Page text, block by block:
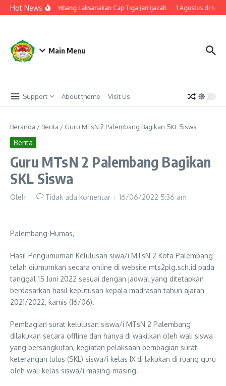
Lewati ke konten
Hot News
MTsN 2 Palembang Laksanakan Cap Tiga Jari Ijazah 1 Agustus di
Main Menu
Support About theme Visit Us
Beranda / Berita / Guru MTsN 2 Palembang Bagikan SKL Siswa
Berita
Guru MTsN 2 Palembang Bagikan
SKL Siswa
Oleh Tidak ada komentar 16/06/2022 5:36 am
Palembang-Humas,
Hasil Pengumuman Kelulusan siwa/i MTsN 2 Kota Palembang
telah diumumkan secara online di website mts2plg.sch.id pada
tanggal 15 Juni 2022 sesuai dengan jadwal yang ditetapkan
berdasarkan hasil keputusan kepala madrasah tahun ajaran
2021/2022, kamis (16/06).
Pembagian surat kelulusan siswa/i MTsN 2 Palembang
dilakukan secara offline dan hanya di wakilkan oleh wali siswa
yang bersangkutan, kegiatan pelaksaan pembagian surat
keterangan lulus (SKL) siswa/i kelas IX di lakukan di ruang guru
oleh wali kelas siswa/i masing-masing.